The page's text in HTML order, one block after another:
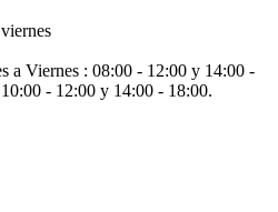
Viernes : 08:00 - 12:00 y 14:00 -
- 12:00 y 14:00 - 18:00.